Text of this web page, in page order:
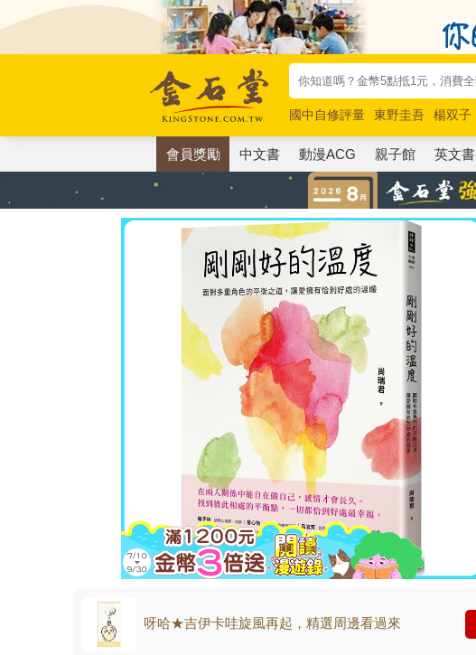
國中自修評量 東野圭吾 楊双子
唯紅花綻放
奧德賽 路邊攤新作
會員獎勵 中文書 動漫ACG 親子館 英文書
呀哈★吉伊卡哇旋風再起，精選周邊看過來